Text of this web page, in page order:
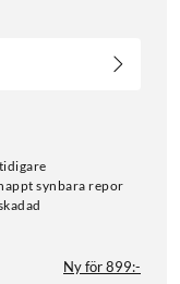
synbara repor
Ny för 899:-